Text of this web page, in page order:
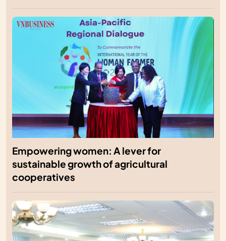
Empowering women: A lever for
sustainable growth of agricultural
cooperatives